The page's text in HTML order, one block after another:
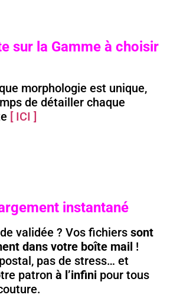
sur la Gamme à choisir
morphologie est unique,
de détailler chaque
[ ICI ]
instantané
validée ? Vos fichiers sont
dans votre boîte mail !
pas de stress… et
patron à l’infini pour tous